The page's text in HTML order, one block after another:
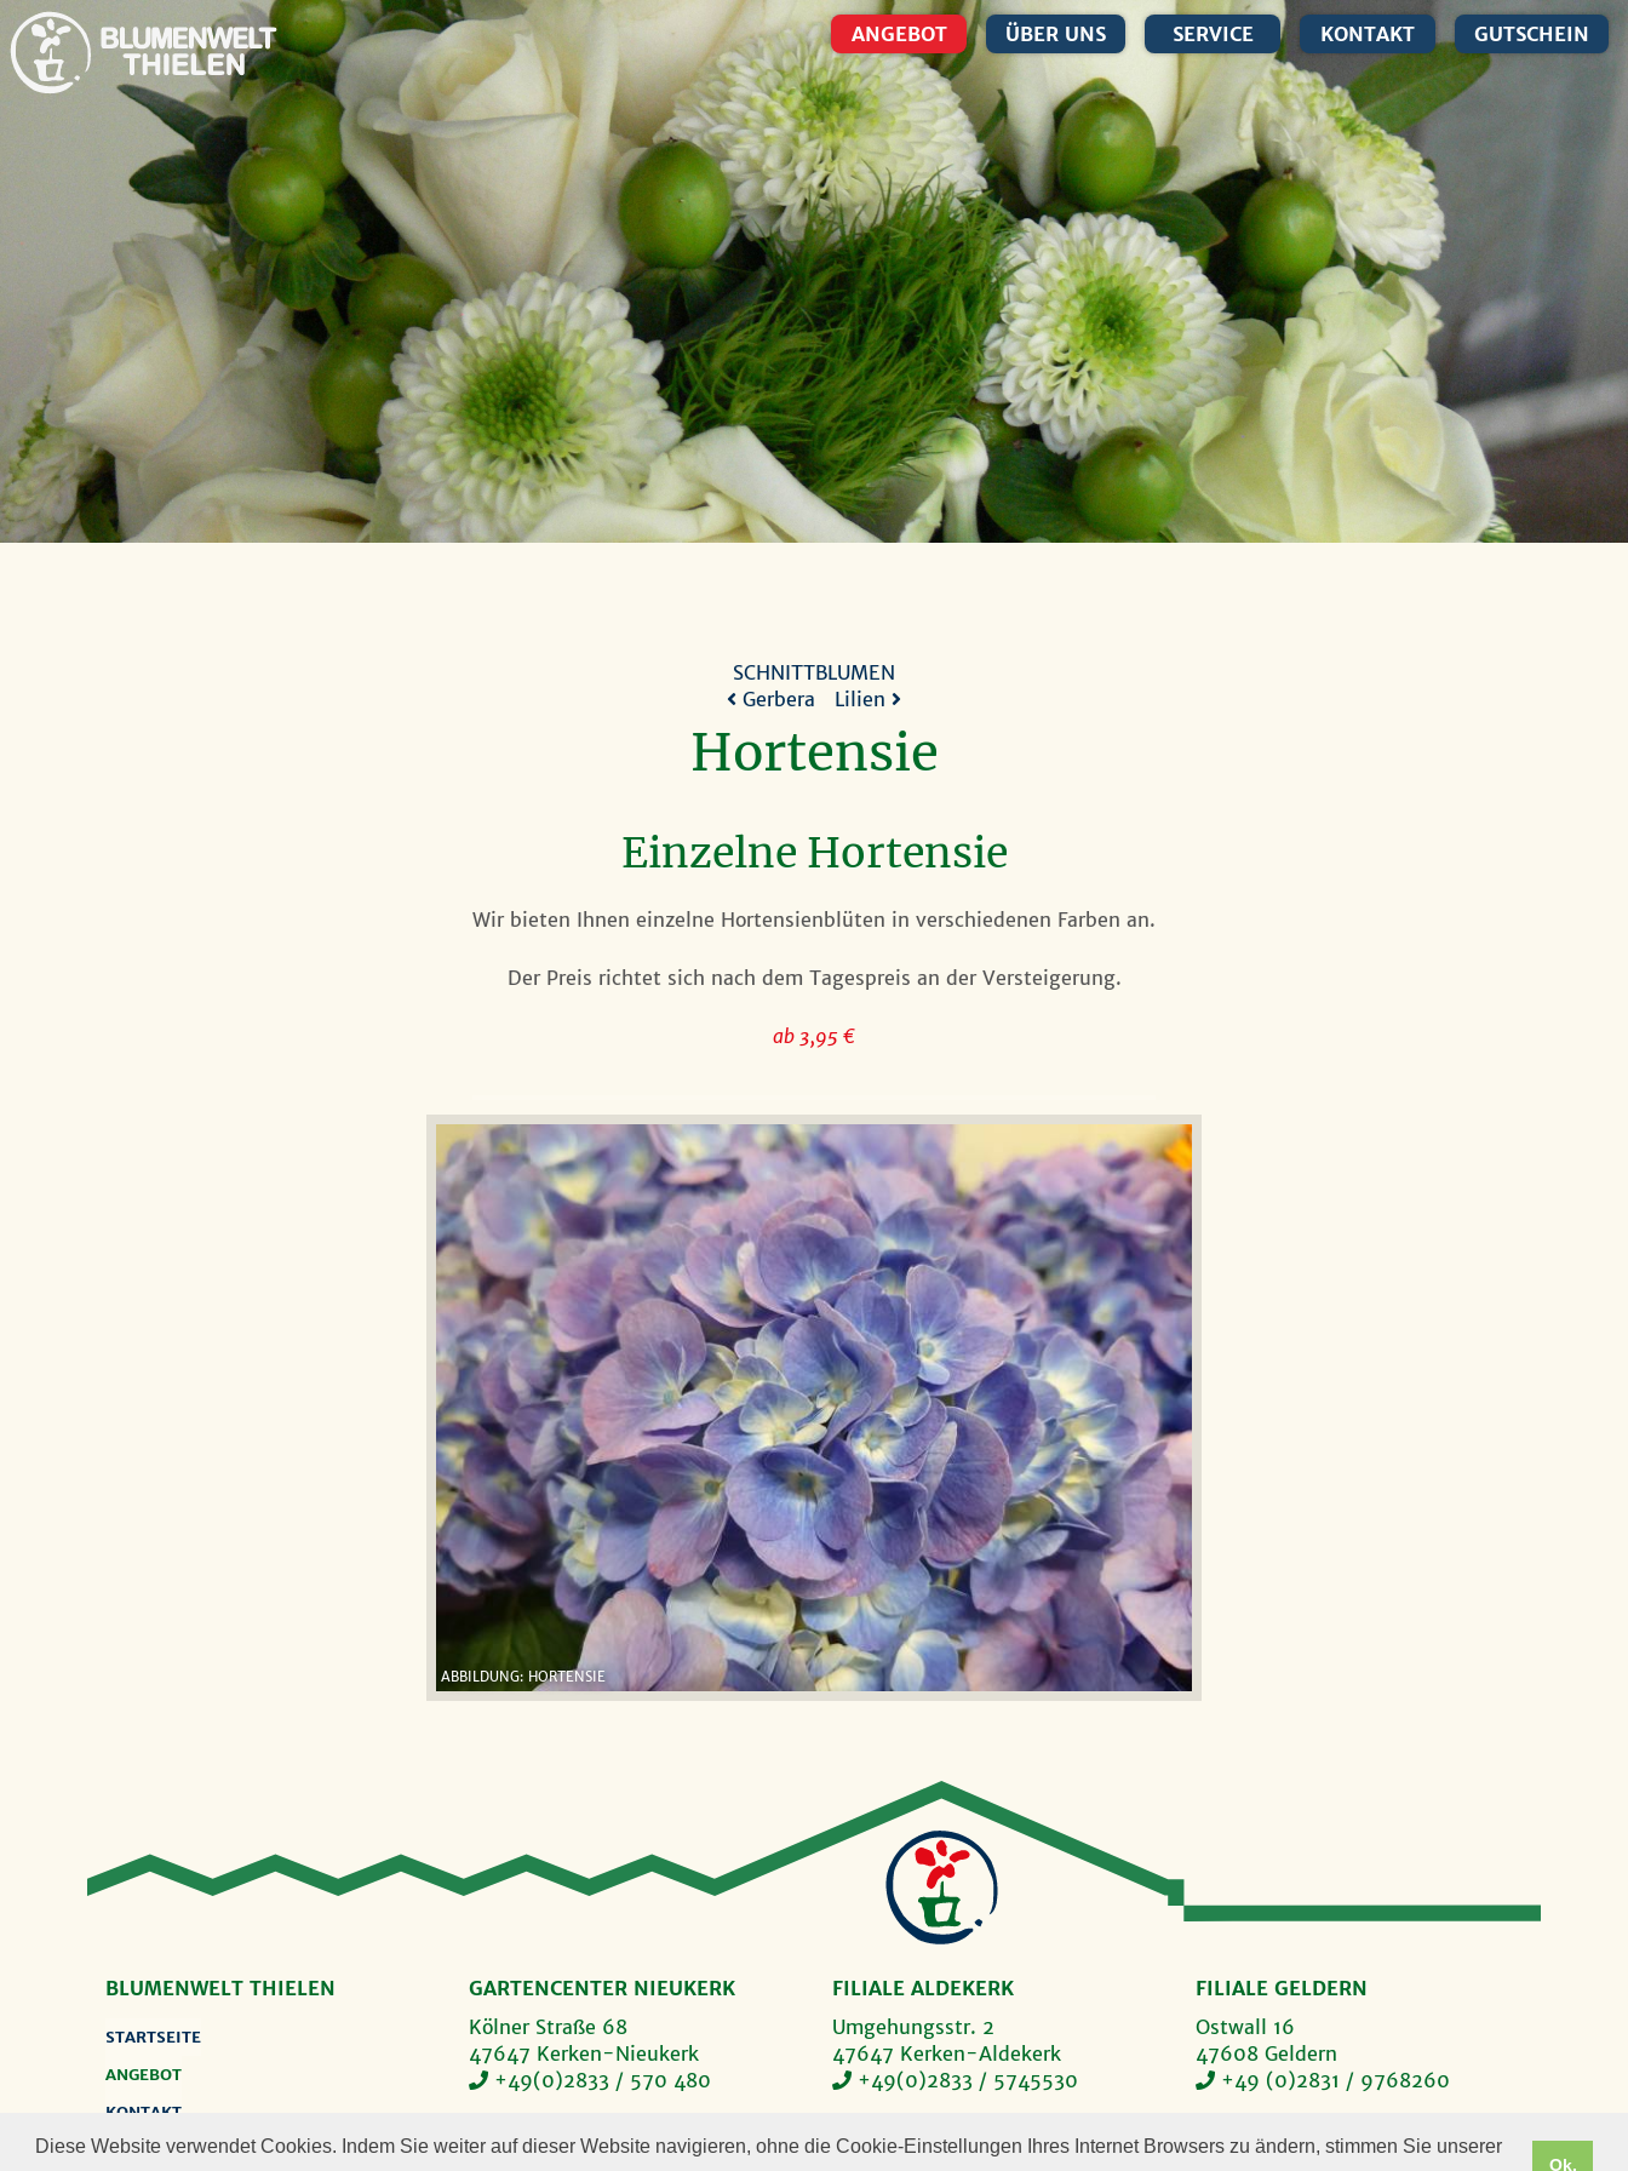
Diese Website verwendet Cookies. Indem Sie weiter auf dieser Website navigieren, ohne die Cookie-Einstellungen Ihres Internet Browsers zu ändern, stimmen Sie unserer
Ok.
SCHNITTBLUMEN
Gerbera
Lilien
Hortensie
Einzelne Hortensie
Wir bieten Ihnen einzelne Hortensienblüten in verschiedenen Farben an.
Der Preis richtet sich nach dem Tagespreis an der Versteigerung.
ab 3,95 €
ABBILDUNG: HORTENSIE
ANGEBOT ÜBER UNS SERVICE KONTAKT GUTSCHEIN
BLUMENWELT THIELEN
STARTSEITE
ANGEBOT
KONTAKT
IMPRESSUM
GARTENCENTER NIEUKERK
Kölner Straße 68
47647 Kerken-Nieukerk
+49(0)2833 / 570 480
ÖFFNUNGSZEITEN
FILIALE ALDEKERK
Umgehungsstr. 2
47647 Kerken-Aldekerk
+49(0)2833 / 5745530
ÖFFNUNGSZEITEN
FILIALE GELDERN
Ostwall 16
47608 Geldern
+49 (0)2831 / 9768260
ÖFFNUNGSZEITEN